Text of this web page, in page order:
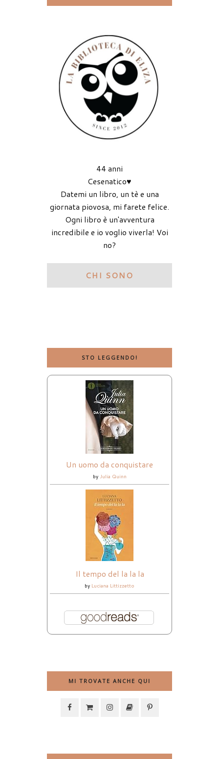
44 anni
Cesenatico♥
Datemi un libro, un tè e una
giornata piovosa, mi farete felice.
Ogni libro è un'avventura
incredibile e io voglio viverla! Voi
no?
CHI SONO
STO LEGGENDO!
Un uomo da conquistare
by Julia Quinn
Il tempo del la la la
by Luciana Littizzetto
MI TROVATE ANCHE QUI